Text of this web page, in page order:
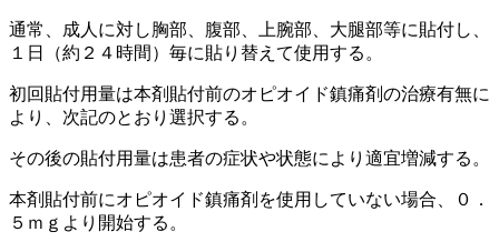
通常、成人に対し胸部、腹部、上腕部、大腿部等に貼付し、
１日（約２４時間）毎に貼り替えて使用する。
初回貼付用量は本剤貼付前のオピオイド鎮痛剤の治療有無に
より、次記のとおり選択する。
その後の貼付用量は患者の症状や状態により適宜増減する。
本剤貼付前にオピオイド鎮痛剤を使用していない場合、０．
５ｍｇより開始する。